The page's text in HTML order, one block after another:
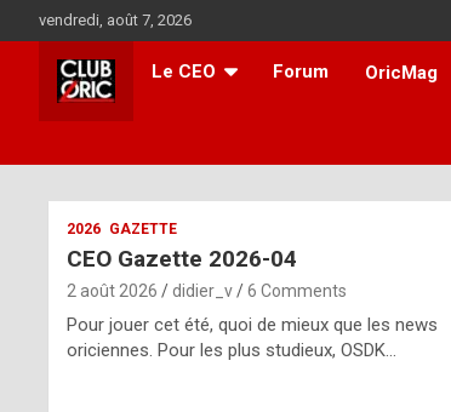
to
content
vendredi, août 7, 2026
Le CEO Forum OricMag
2026 GAZETTE
CEO Gazette 2026-04
2 août 2026 didier_v 6 Comments
Pour jouer cet été, quoi de mieux que les news
oriciennes. Pour les plus studieux, OSDK…